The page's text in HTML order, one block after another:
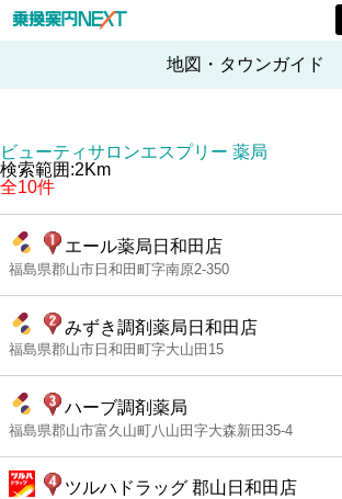
地図・タウンガイド
ビューティサロンエスプリー 薬局
検索範囲:2Km
全10件
エール薬局日和田店
福島県郡山市日和田町字南原2-350
みずき調剤薬局日和田店
福島県郡山市日和田町字大山田15
ハーブ調剤薬局
福島県郡山市富久山町八山田字大森新田35-4
ツルハドラッグ 郡山日和田店